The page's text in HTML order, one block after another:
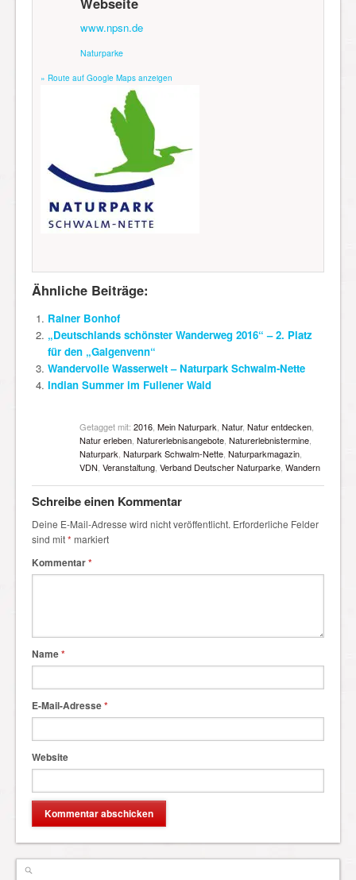
www.npsn.de
Naturparke
» Route auf Google Maps anzeigen
Ähnliche Beiträge:
Rainer Bonhof
„Deutschlands schönster Wanderweg 2016“ – 2. Platz
für den „Galgenvenn“
Wandervolle Wasserwelt – Naturpark Schwalm-Nette
Indian Summer im Fullener Wald
Getagget mit: 2016 Mein Naturpark Natur, Natur entdecken
Natur erleben Naturerlebnisangebote Naturerlebnistermine
Naturpark Naturpark Schwalm-Nette Naturparkmagazin
VDN Veranstaltung Verband Deutscher Naturparke Wandern
Schreibe einen Kommentar
Deine E-Mail-Adresse wird nicht veröffentlicht. Erforderliche Felder
sind mit* markiert
Kommentar*
Name*
E-Mail-Adresse*
Website